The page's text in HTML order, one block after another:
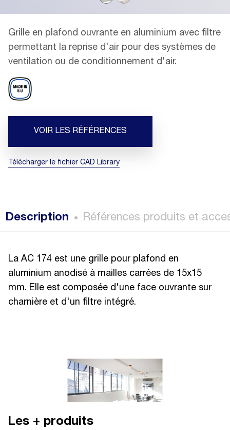
Grille en plafond ouvrante en aluminium avec filtre
permettant la reprise d'air pour des systèmes de
ventilation ou de conditionnement d'air.
VOIR LES RÉFÉRENCES
Télécharger le fichier CAD Library
Description Références produits et
La AC 174 est une grille pour plafond en
aluminium anodisé à mailles carrées de 15x15
mm. Elle est composée d'une face ouvrante sur
charnière et d'un filtre intégré.
Les + produits